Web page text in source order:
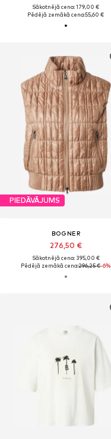
Sākotnējā cena: 179,00 €
Pēdējā zemākā cena:55,60 €
PIEDĀVĀJUMS
BOGNER
276,50 €
Sākotnējā cena: 395,00 €
Pēdējā zemākā cena:296,25 €-6%